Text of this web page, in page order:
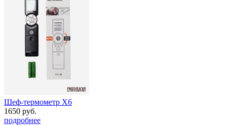
Шеф-термометр Х6
1650 руб.
подробнее